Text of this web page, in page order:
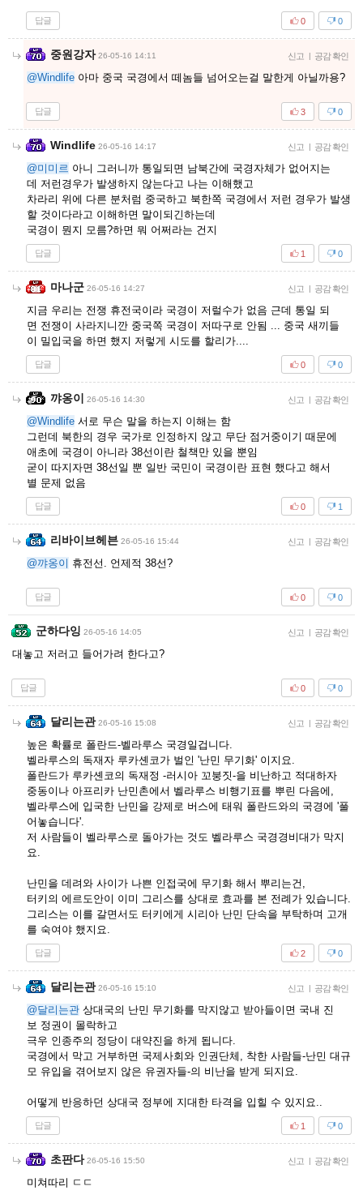
답글 0
0
중원강자 26-05-16 14:11 신고 | 공감 확인
@Windlife 아마 중국 국경에서 떼놈들 넘어오는걸 말한게 아닐까용?
답글 0
3
Windlife 26-05-16 14:17 신고 | 공감 확인
@미미르 아니 그러니까 통일되면 남북간에 국경자체가 없어지는
데 저런경우가 발생하지 않는다고 나는 이해했고
차라리 위에 다른 분처럼 중국하고 북한쪽 국경에서 저런 경우가 발생
할 것이다라고 이해하면 말이되긴하는데
국경이 뭔지 모름?하면 뭐 어쩌라는 건지
답글 0
1
마나군 26-05-16 14:27 신고 | 공감 확인
지금 우리는 전쟁 휴전국이라 국경이 저럴수가 없음 근데 통일 되
면 전쟁이 사라지니깐 중국쪽 국경이 저따구로 안됨 ... 중국 새끼들
이 밀입국을 하면 했지 저렇게 시도를 할리가....
답글 0
0
꺄옹이 26-05-16 14:30 신고 | 공감 확인
@Windlife 서로 무슨 말을 하는지 이해는 함
그런데 북한의 경우 국가로 인정하지 않고 무단 점거중이기 때문에
애초에 국경이 아니라 38선이란 철책만 있을 뿐임
굳이 따지자면 38선일 뿐 일반 국민이 국경이란 표현 했다고 해서
별 문제 없음
답글 1
0
리바이브헤븐 26-05-16 15:44 신고 | 공감 확인
@꺄옹이 휴전선. 언제적 38선?
답글 0
0
군하다잉 26-05-16 14:05 신고 | 공감 확인
대놓고 저러고 들어가려 한다고?
답글 0
0
달리는관 26-05-16 15:08 신고 | 공감 확인
높은 확률로 폴란드-벨라루스 국경일겁니다.
벨라루스의 독재자 루카셴코가 벌인 '난민 무기화' 이지요.
폴란드가 루카셴코의 독재정 -러시아 꼬붕짓-을 비난하고 적대하자
중동이나 아프리카 난민촌에서 벨라루스 비행기표를 뿌린 다음에,
벨라루스에 입국한 난민을 강제로 버스에 태워 폴란드와의 국경에 '풀
어놓습니다'.
저 사람들이 벨라루스로 돌아가는 것도 벨라루스 국경경비대가 막지
요.
난민을 데려와 사이가 나쁜 인접국에 무기화 해서 뿌리는건,
터키의 에르도안이 이미 그리스를 상대로 효과를 본 전례가 있습니다.
그리스는 이를 갈면서도 터키에게 시리아 난민 단속을 부탁하며 고개
를 숙여야 했지요.
답글 0
2
달리는관 26-05-16 15:10 신고 | 공감 확인
@달리는관 상대국의 난민 무기화를 막지않고 받아들이면 국내 진
보 정권이 몰락하고
극우 인종주의 정당이 대약진을 하게 됩니다.
국경에서 막고 거부하면 국제사회와 인권단체, 착한 사람들-난민 대규
모 유입을 겪어보지 않은 유권자들-의 비난을 받게 되지요.
어떻게 반응하던 상대국 정부에 지대한 타격을 입힐 수 있지요..
답글 0
1
초판다 26-05-16 15:50 신고 | 공감 확인
미쳐따리 ㄷㄷ